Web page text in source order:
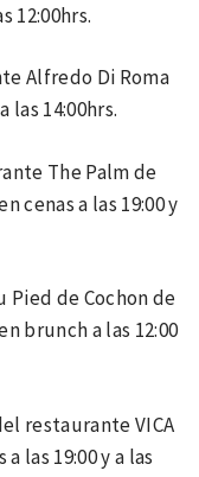
12:00hrs.
Alfredo Di Roma
las 14:00hrs.
The Palm de
cenas a las 19:00 y
Pied de Cochon de
brunch a las 12:00
restaurante VICA
las 19:00 y a las